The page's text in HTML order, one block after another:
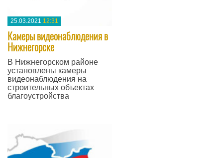
25.03.2021 12:31
Камеры видеонаблюдения в
Нижнегорске
В Нижнегорском районе
установлены камеры
видеонаблюдения на
строительных объектах
благоустройства